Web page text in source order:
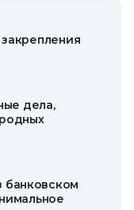
дела,
банковском